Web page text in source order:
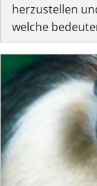
herzustellen
welche